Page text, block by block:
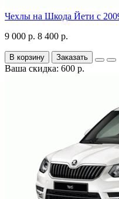
Чехлы на Шкода Йети с
9 000 р. 8 400 р.
В корзину Заказать
Ваша скидка: 600 р.